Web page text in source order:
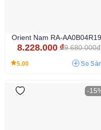
Orient Nam RA-
8.228.000 ₫9.680.000đ
5.00 So
-